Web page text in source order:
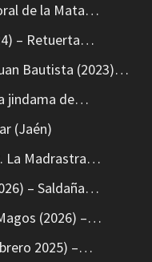
de la Mata…
– Retuerta…
Bautista (2023)…
jindama de…
(Jaén)
La Madrastra…
– Saldaña…
(2026) –…
2025) –…